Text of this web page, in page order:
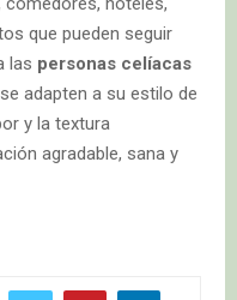
que pueden seguir
las personas celíacas
adapten a su estilo de
y la textura
agradable, sana y